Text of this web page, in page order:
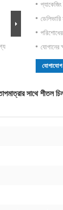
প্যাকেজিং
যোগানের
যোগাযোগ
সাথে শীতল